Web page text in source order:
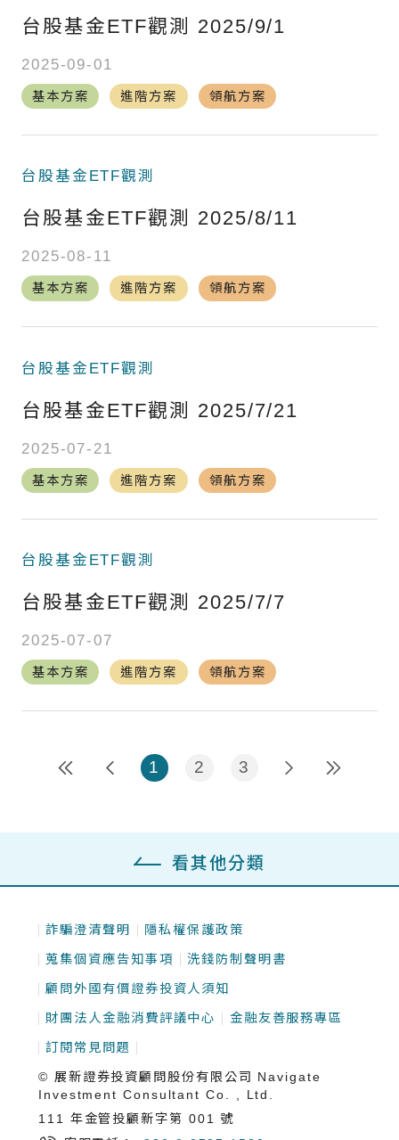
台股基金ETF觀測 2025/9/1
2025-09-01
基本方案 進階方案 領航方案
台股基金ETF觀測
台股基金ETF觀測 2025/8/11
2025-08-11
基本方案 進階方案 領航方案
台股基金ETF觀測
台股基金ETF觀測 2025/7/21
2025-07-21
基本方案 進階方案 領航方案
台股基金ETF觀測
台股基金ETF觀測 2025/7/7
2025-07-07
基本方案 進階方案 領航方案
1 2 3
看其他分類
詐騙澄清聲明 隱私權保護政策
蒐集個資應告知事項 洗錢防制聲明書
顧問外國有價證券投資人須知
財團法人金融消費評議中心 金融友善服務專區
訂閱常見問題
© 展新證券投資顧問股份有限公司 Navigate
Investment Consultant Co. , Ltd.
111 年金管投顧新字第 001 號